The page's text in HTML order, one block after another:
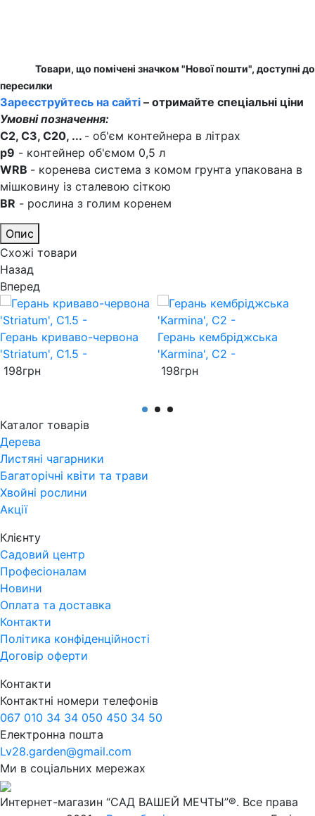
Товари, що помічені значком "Нової пошти", доступні до
пересилки
Зареєструйтесь на сайті – отримайте спеціальні ціни
Умовні позначення:
C2, C3, C20, ... - об'єм контейнера в літрах
p9 - контейнер об'ємом 0,5 л
WRB - коренева система з комом грунта упакована в
мішковину із сталевою сіткою
BR - рослина з голим коренем
Опис
Схожі товари
Назад
Вперед
Герань криваво-червона
'Striatum', C1.5 -
198грн
Герань кембріджська
'Karmina', C2 -
198грн
Каталог товарів
Дерева
Листяні чагарники
Багаторічні квіти та трави
Хвойні рослини
Акції
Клієнту
Садовий центр
Професіоналам
Новини
Оплата та доставка
Контакти
Політика конфіденційності
Договір оферти
Контакти
Контактні номери телефонів
067 010 34 34 050 450 34 50
Електронна пошта
Lv28.garden@gmail.com
Ми в соціальних мережах
Интернет-магазин “САД ВАШЕЙ МЕЧТЫ”®. Все права